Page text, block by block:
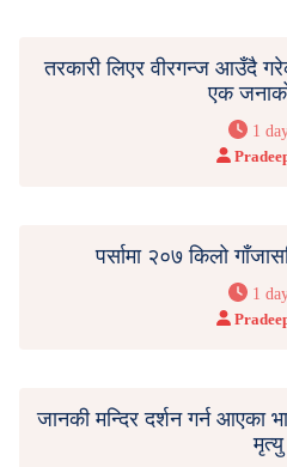
तरकारी लिएर वीरगन्ज आउँदै
एक
1
पर्सामा २०७ किलो
1
जानकी मन्दिर दर्शन गर्न आएका
मृत्यु